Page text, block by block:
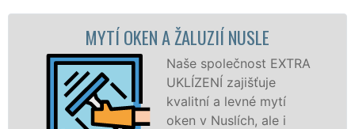
OKEN A ŽALUZIÍ NUSLE
Naše společnost EXTRA
UKLÍZENÍ zajišťuje
kvalitní a levné mytí
oken v Nuslích, ale i